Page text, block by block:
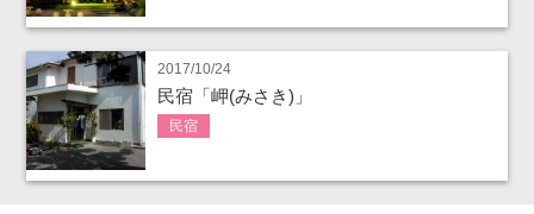
2017/10/24
民宿「岬(みさき)」
民宿